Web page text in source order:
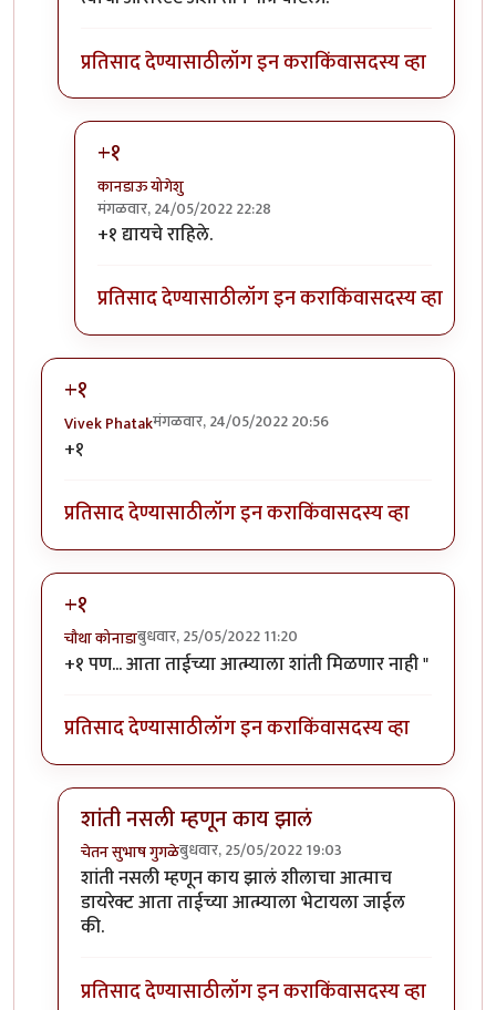
प्रतिसाद देण्यासाठीलॉग इन कराकिंवासदस्य व्हा
+१
कानडाऊ योगेशु
मंगळवार, 24/05/2022 22:28
In reply toराघवचा फोन वाजला असावा त्याने
+१ द्यायचे राहिले.
प्रतिसाद देण्यासाठीलॉग इन कराकिंवासदस्य व्हा
+१
Vivek Phatakमंगळवार, 24/05/2022 20:56
+१
प्रतिसाद देण्यासाठीलॉग इन कराकिंवासदस्य व्हा
+१
चौथा कोनाडाबुधवार, 25/05/2022 11:20
+१ पण... आता ताईच्या आत्म्याला शांती मिळणार नाही "
प्रतिसाद देण्यासाठीलॉग इन कराकिंवासदस्य व्हा
शांती नसली म्हणून काय झालं
चेतन सुभाष गुगळेबुधवार, 25/05/2022 19:03
In reply to+१byचौथा कोनाडा
शांती नसली म्हणून काय झालं शीलाचा आत्माच
डायरेक्ट आता ताईच्या आत्म्याला भेटायला जाईल
की.
प्रतिसाद देण्यासाठीलॉग इन कराकिंवासदस्य व्हा